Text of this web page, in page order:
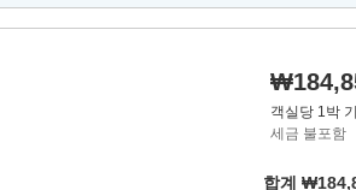
객실당 1박
세금 불포함
합계